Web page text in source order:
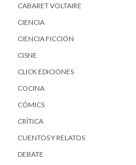
CABARET VOLTAIRE
CIENCIA
CIENCIA FICCIÓN
CISNE
CLICK EDICIONES
COCINA
CÓMICS
CRÍTICA
CUENTOS Y RELATOS
DEBATE